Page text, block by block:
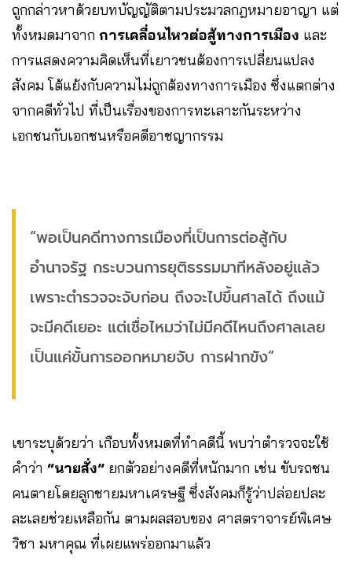
ถูกกล่าวหาด้วยบทบัญญัติตามประมวลกฎหมายอาญา แต่
ทั้งหมดมาจาก การเคลื่อนไหวต่อสู้ทางการเมือง และ
การแสดงความคิดเห็นที่เยาวชนต้องการเปลี่ยนแปลง
สังคม โต้แย้งกับความไม่ถูกต้องทางการเมือง ซึ่งแตกต่าง
จากคดีทั่วไป ที่เป็นเรื่องของการทะเลาะกันระหว่าง
เอกชนกับเอกชนหรือคดีอาชญากรรม
“พอเป็นคดีทางการเมืองที่เป็นการต่อสู้กับ
อำนาจรัฐ กระบวนการยุติธรรมมาทีหลังอยู่แล้ว
เพราะตำรวจจะจับก่อน ถึงจะไปขึ้นศาลได้ ถึงแม้
จะมีคดีเยอะ แต่เชื่อไหมว่าไม่มีคดีไหนถึงศาลเลย
เป็นแค่ขั้นการออกหมายจับ การฝากขัง”
เขาระบุด้วยว่า เกือบทั้งหมดที่ทำคดีนี้ พบว่าตำรวจจะใช้
คำว่า “นายสั่ง” ยกตัวอย่างคดีที่หนักมาก เช่น ขับรถชน
คนตายโดยลูกชายมหาเศรษฐี ซึ่งสังคมก็รู้ว่าปล่อยปละ
ละเลยช่วยเหลือกัน ตามผลสอบของ ศาสตราจารย์พิเศษ
วิชา มหาคุณ ที่เผยแพร่ออกมาแล้ว